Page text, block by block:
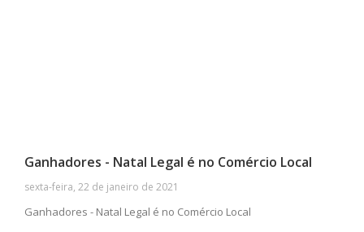
Ganhadores - Natal Legal é no Comércio Local
sexta-feira, 22 de janeiro de 2021
Ganhadores - Natal Legal é no Comércio Local